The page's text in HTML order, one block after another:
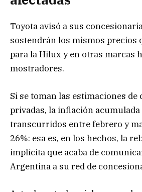
Toyota avisó a sus
sostendrán los mismos precios
para la Hilux y en otras marcas
mostradores.
Si se toman las estimaciones
privadas, la inflación acumulada
transcurridos entre febrero y
26%: esa es, en los hechos, la
implícita que acaba de
Argentina a su red de